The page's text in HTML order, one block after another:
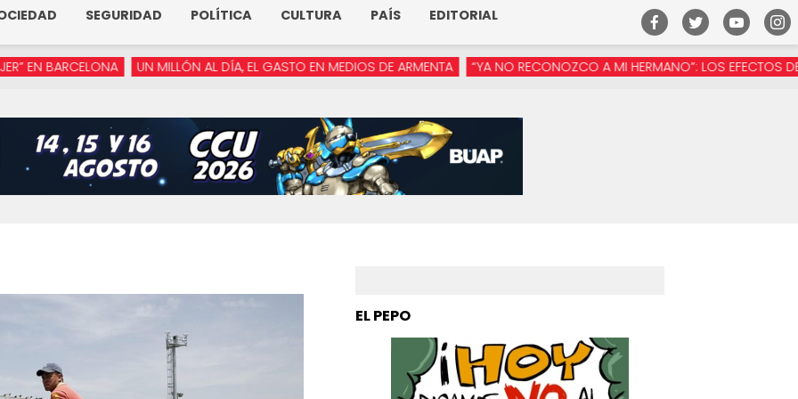
SEGURIDAD POLÍTICA CULTURA PAÍS
EDITORIAL
UN MILLÓN AL DÍA, EL GASTO EN MEDIOS DE ARMENTA “YA NO RECONOZCO A MI HERMANO”: LOS EFECTOS DE LA
EL PEPO